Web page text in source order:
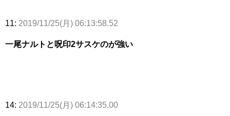
11: 2019/11/25(月) 06:13:58.52
一尾ナルトと呪印2サスケのが強い
14: 2019/11/25(月) 06:14:35.00